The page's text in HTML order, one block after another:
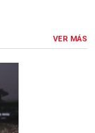
VER MÁS